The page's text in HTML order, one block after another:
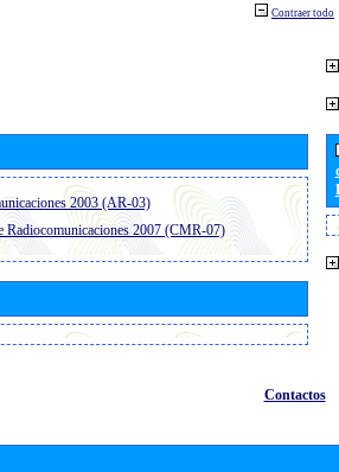
Contraer todo
2003 (AR-03)
Radiocomunicaciones 2007 (CMR-07)
Contactos